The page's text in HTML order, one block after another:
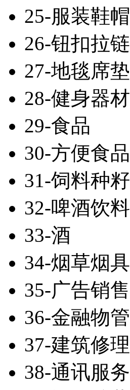
25-服装鞋帽
26-钮扣拉链
27-地毯席垫
28-健身器材
29-食品
30-方便食品
31-饲料种籽
32-啤酒饮料
33-酒
34-烟草烟具
35-广告销售
36-金融物管
37-建筑修理
38-通讯服务